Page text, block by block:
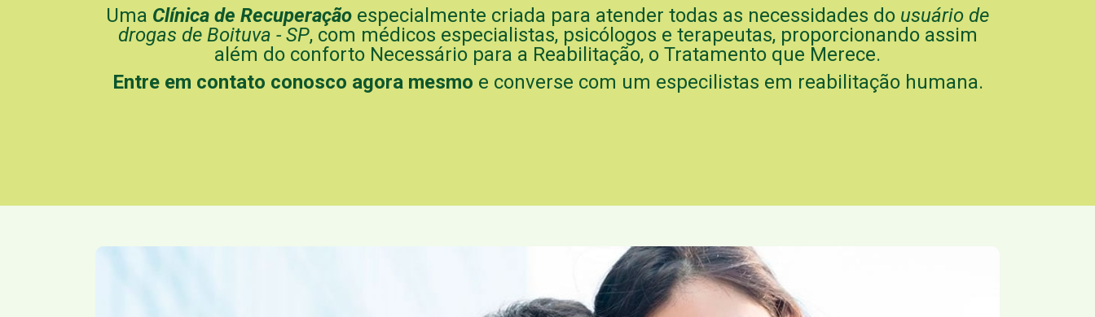
Uma Clínica de Recuperação especialmente criada para atender todas as necessidades do usuário de
drogas de Boituva - SP, com médicos especialistas, psicólogos e terapeutas, proporcionando assim
além do conforto Necessário para a Reabilitação, o Tratamento que Merece.
Entre em contato conosco agora mesmo e converse com um especilistas em reabilitação humana.